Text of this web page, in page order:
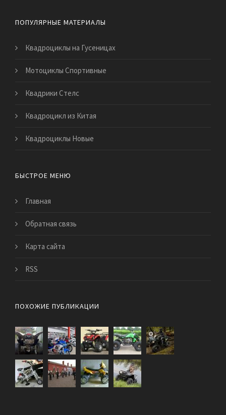
ПОПУЛЯРНЫЕ МАТЕРИАЛЫ
Квадроциклы на Гусеницах
Мотоциклы Спортивные
Квадрики Стелс
Квадроцикл из Китая
Квадроциклы Новые
БЫСТРОЕ МЕНЮ
Главная
Обратная связь
Карта сайта
RSS
ПОХОЖИЕ ПУБЛИКАЦИИ